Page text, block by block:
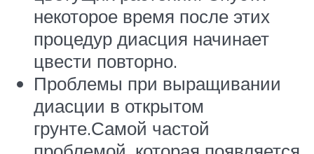
некоторое время после этих
процедур диасция начинает
цвести повторно.
Проблемы при выращивании
диасции в открытом
грунте.Самой частой